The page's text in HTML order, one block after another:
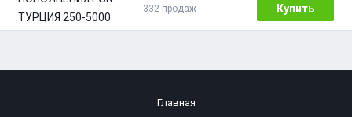
5000 TRY
332 продаж Купить
Главная